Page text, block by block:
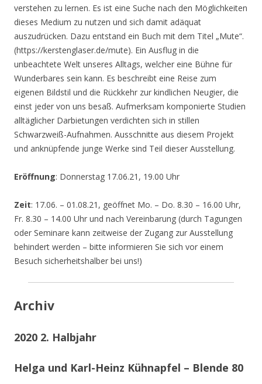
verstehen zu lernen. Es ist eine Suche nach den Möglichkeiten
dieses Medium zu nutzen und sich damit adäquat
auszudrücken. Dazu entstand ein Buch mit dem Titel „Mute“.
(https://kerstenglaser.de/mute). Ein Ausflug in die
unbeachtete Welt unseres Alltags, welcher eine Bühne für
Wunderbares sein kann. Es beschreibt eine Reise zum
eigenen Bildstil und die Rückkehr zur kindlichen Neugier, die
einst jeder von uns besaß. Aufmerksam komponierte Studien
alltäglicher Darbietungen verdichten sich in stillen
Schwarzweiß-Aufnahmen. Ausschnitte aus diesem Projekt
und anknüpfende junge Werke sind Teil dieser Ausstellung.
Eröffnung: Donnerstag 17.06.21, 19.00 Uhr
Zeit: 17.06. – 01.08.21, geöffnet Mo. – Do. 8.30 – 16.00 Uhr,
Fr. 8.30 – 14.00 Uhr und nach Vereinbarung (durch Tagungen
oder Seminare kann zeitweise der Zugang zur Ausstellung
behindert werden – bitte informieren Sie sich vor einem
Besuch sicherheitshalber bei uns!)
Archiv
2020 2. Halbjahr
Helga und Karl-Heinz Kühnapfel – Blende 80